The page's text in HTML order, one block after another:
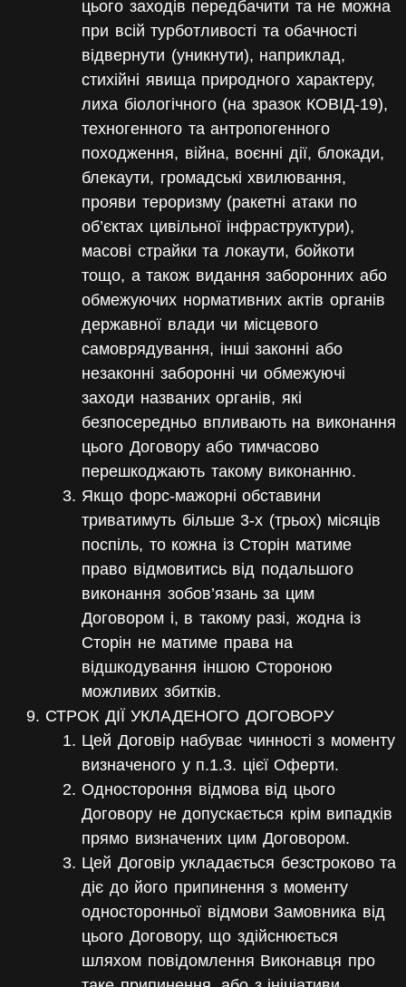
цього заходів передбачити та не можна
при всій турботливості та обачності
відвернути (уникнути), наприклад,
стихійні явища природного характеру,
лиха біологічного (на зразок КОВІД-19),
техногенного та антропогенного
походження, війна, воєнні дії, блокади,
блекаути, громадські хвилювання,
прояви тероризму (ракетні атаки по
об’єктах цивільної інфраструктури),
масові страйки та локаути, бойкоти
тощо, а також видання заборонних або
обмежуючих нормативних актів органів
державної влади чи місцевого
самоврядування, інші законні або
незаконні заборонні чи обмежуючі
заходи названих органів, які
безпосередньо впливають на виконання
цього Договору або тимчасово
перешкоджають такому виконанню.
Якщо форс-мажорні обставини
триватимуть більше 3-х (трьох) місяців
поспіль, то кожна із Сторін матиме
право відмовитись від подальшого
виконання зобов’язань за цим
Договором і, в такому разі, жодна із
Сторін не матиме права на
відшкодування іншою Стороною
можливих збитків.
СТРОК ДІЇ УКЛАДЕНОГО ДОГОВОРУ
Цей Договір набуває чинності з моменту
визначеного у п.1.3. цієї Оферти.
Одностороння відмова від цього
Договору не допускається крім випадків
прямо визначених цим Договором.
Цей Договір укладається безстроково та
діє до його припинення з моменту
односторонньої відмови Замовника від
цього Договору, що здійснюється
шляхом повідомлення Виконавця про